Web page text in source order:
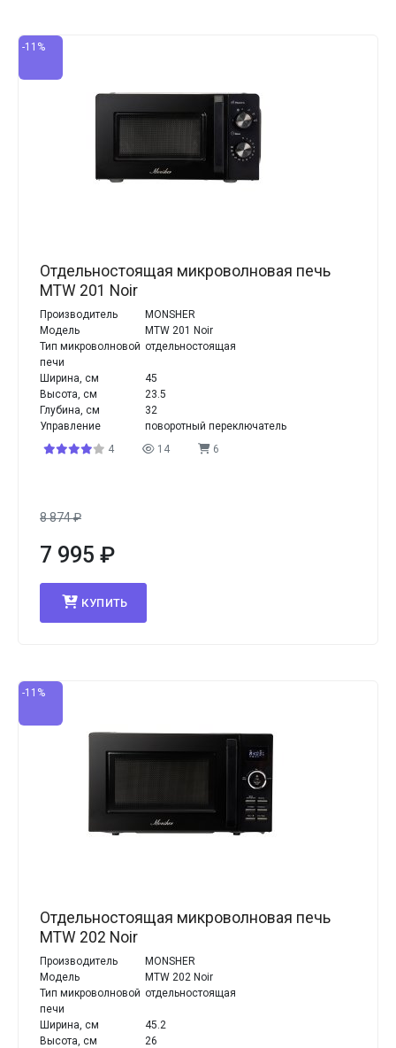
-11%
Отдельностоящая микроволновая печь
MTW 201 Noir
Производитель
MONSHER
Модель
MTW 201 Noir
Тип микроволновой
печи
отдельностоящая
Ширина, см
45
Высота, см
23.5
Глубина, см
32
Управление
поворотный переключатель
4
14 6
8 874₽
7 995 ₽
КУПИТЬ
-11%
Отдельностоящая микроволновая печь
MTW 202 Noir
Производитель
MONSHER
Модель
MTW 202 Noir
Тип микроволновой
печи
отдельностоящая
Ширина, см
45.2
Высота, см
26